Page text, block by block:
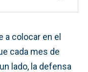
a colocar en el
cada mes de
lado, la defensa